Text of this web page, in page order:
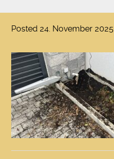
Posted 24. November 2025